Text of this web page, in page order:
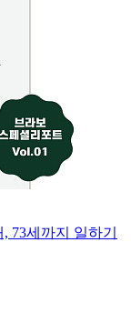
73세까지 일하기